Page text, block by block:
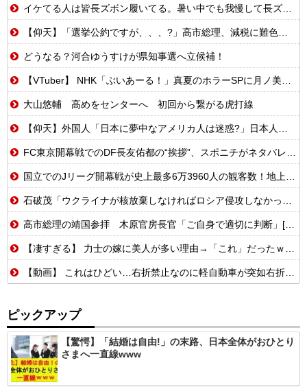
イケてる人は皆長ズボン履いてる。暑い中でも我慢して長ズボン履いてる。半ズボンはモテ無い。厳しいって
【仰天】「選挙公約ですが、、、?」高市総理、減税に難色を示し続ける玉木代表らを「煽りまくるwwwww」
どうなる？河合ゆうすけが県知事選へ立候補！
【VTuber】 NHK「ぶいあーる！」真夏のホラーSPに月ノ美兎・ましろ爻・市松寿ゞ謡が出演！“VTuber×ホラー”を語る【8/8(土)21:05】
大山悠輔 高めをセンターへ 初回から繋がる虎打線
【仰天】外国人「日本に夢中なアメリカ人は迷惑?」日本人の回答が的確すぎた
FC東京開幕戦でのDF長友佑都の“挨拶”、スポニチがネタバレ報道
国立でのJリーグ開幕戦が史上最多6万3960人の観客数！地上波中継＆劇的な試合展開でSNSでも話題に
石破茂「ウクライナが核放棄しなければロシア侵攻しなかった」
高市総理の靖国参拝 木原官房長官「ご自身で適切に判断」[8/7]
【凄すぎる】 力士の嫁に美人が多い理由→「これ」だったｗｗｗｗｗｗｗ
【動画】 これはひどい…右折禁止なのに軽自動車が突如右折し路面電車と衝突→乗ってた三人組が車を捨て逃走ｗｗｗｗｗｗ
ピックアップ
【驚愕】「結婚は自由!」の末路、日本全体がおひとり
さまへ一直線www